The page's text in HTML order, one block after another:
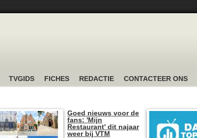
TVGIDS FICHES REDACTIE CONTACTEER ONS
Goed nieuws voor de
fans: 'Mijn
Restaurant' dit najaar
weer bij VTM